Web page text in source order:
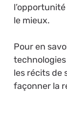
le mieux.
Pour en
les récits de
façonner la